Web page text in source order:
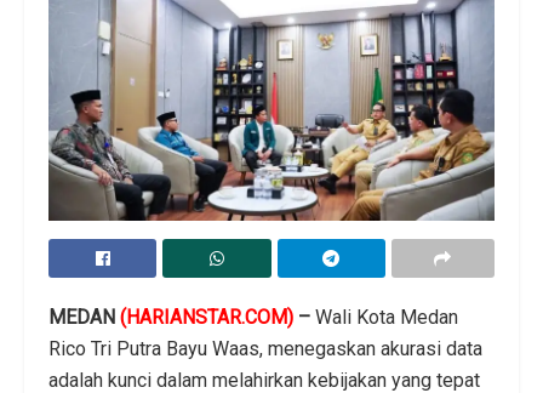
MEDAN (HARIANSTAR.COM) – Wali Kota Medan
Rico Tri Putra Bayu Waas, menegaskan akurasi data
adalah kunci dalam melahirkan kebijakan yang tepat